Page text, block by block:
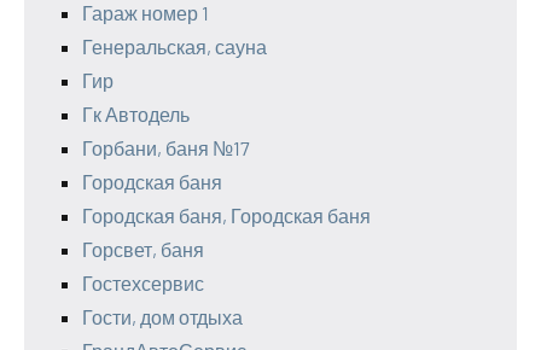
Гараж номер 1
Генеральская, сауна
Гир
Гк Автодель
Горбани, баня №17
Городская баня
Городская баня, Городская баня
Горсвет, баня
Гостехсервис
Гости, дом отдыха